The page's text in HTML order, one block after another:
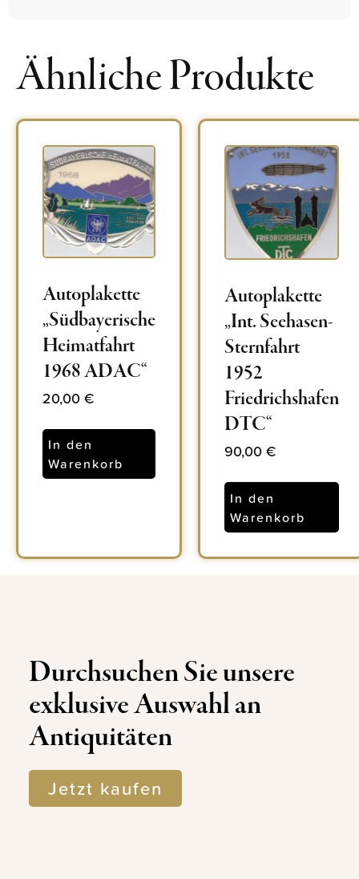
Ähnliche Produkte
Autoplakette
„Südbayerische
Heimatfahrt
1968 ADAC“
20,00€
In den
Warenkorb
Autoplakette
„Int. Seehasen-
Sternfahrt
1952
Friedrichshafen
DTC“
90,00€
In den
Warenkorb
Durchsuchen Sie unsere
exklusive Auswahl an
Antiquitäten
Jetzt kaufen